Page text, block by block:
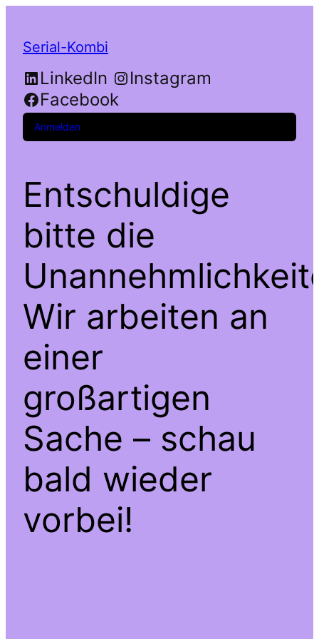
Serial-Kombi
LinkedIn
Instagram
Facebook
Anmelden
Entschuldige
bitte die
Wir arbeiten an
einer
großartigen
Sache – schau
bald wieder
vorbei!